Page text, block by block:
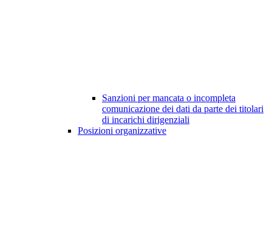
Sanzioni per mancata o incompleta
comunicazione dei dati da parte dei titolari
di incarichi dirigenziali
Posizioni organizzative